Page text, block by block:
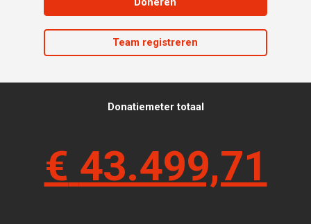
Team registreren
Donatiemeter totaal
€ 43.499,71